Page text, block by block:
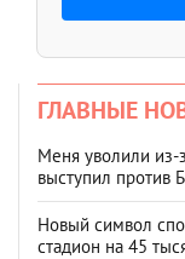
ГЛАВНЫЕ
Меня уволили из-
выступил против
Новый символ
стадион на 45